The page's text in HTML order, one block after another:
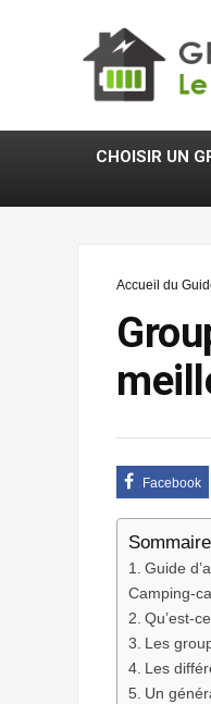
CHOISIR UN
Accueil du
Sommaire
Guide
Camping-
Qu’est-
Les
Les
Un